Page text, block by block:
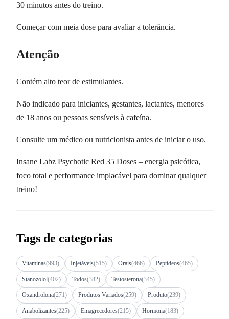
30 minutos antes do treino.
Começar com meia dose para avaliar a tolerância.
Atenção
Contém alto teor de estimulantes.
Não indicado para iniciantes, gestantes, lactantes, menores
de 18 anos ou pessoas sensíveis à cafeína.
Consulte um médico ou nutricionista antes de iniciar o uso.
Insane Labz Psychotic Red 35 Doses – energia psicótica,
foco total e performance implacável para dominar qualquer
treino!
Tags de categorias
Vitaminas(993) Injetáveis(515) Orais(466) Peptídeos(465)
Stanozolol(402) Todos(382) Testosterona(345)
Oxandrolona(271) Produtos Variados(259) Produto(239)
Anabolizantes(225) Emagrecedores(215) Hormona(183)